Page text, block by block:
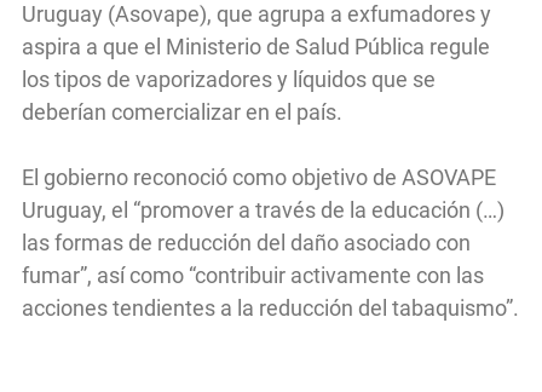
Uruguay (Asovape), que agrupa a exfumadores y
aspira a que el Ministerio de Salud Pública regule
los tipos de vaporizadores y líquidos que se
deberían comercializar en el país.
El gobierno reconoció como objetivo de ASOVAPE
Uruguay, el “promover a través de la educación (…)
las formas de reducción del daño asociado con
fumar”, así como “contribuir activamente con las
acciones tendientes a la reducción del tabaquismo”.